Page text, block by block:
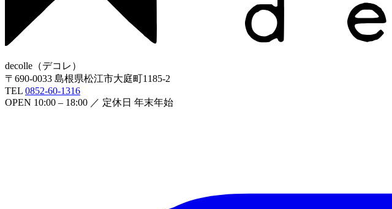
decolle （デコレ ）
〒 690-0033 島根県松江市大庭町1185-2
TEL 0852-60-1316
OPEN 10:00 – 18:00 ／ 定休日 年末年始